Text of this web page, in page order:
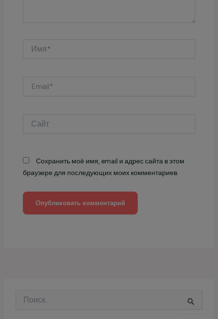
Сохранить моё имя, email и адрес сайта в этом
браузере для последующих моих комментариев.